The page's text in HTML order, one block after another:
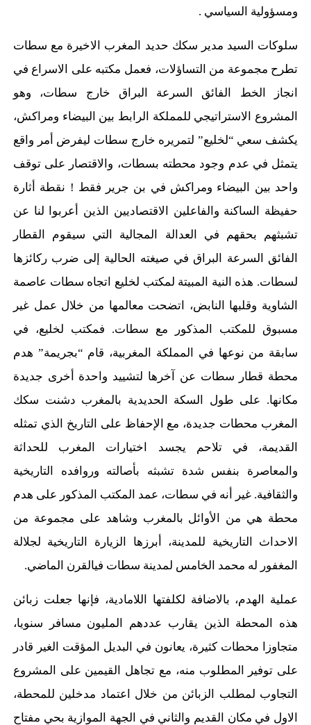
ومسؤولية السياسي .
سلوكات السيد مدير سكك حديد المغرب الاخيرة مع سطات
تطرح مجموعة من التساؤلات، فعمل مكتبه على الاسراع في
انجاز الخط الفائق السرعة البراق خارج سطات، وهو
المشروع الاستراتيجي للمملكة الرابط بين البيضاء ومراكش،
يكشف سعي “لخليع” لتمريره خارج سطات ليفرض أمر واقع
يتمثل في عدم وجود محطته بسطات، والاقتصار على توقف
واحد بين البيضاء ومراكش في بن جرير فقط ! نقطة أثارة
حفيظة الساكنة والفاعلين الاقتصاديين الذين أعربوا لنا عن
تشبثهم بحقهم في العدالة المجالية التي سيقوم القطار
الفائق السرعة البراق في صيغته الحالية إلى ضرب ركائزها
لسطات. هذه النية المبيتة لمكتب لخليع اتجاه سطات عاصمة
الشاوية وقلبها النابض، اتضحت معالمها من خلال عمل غير
مسبوق للمكتب المذكور مع سطات. فمكتب لخليع، في
سابقة من نوعها في المملكة المغربية، قام “بجريمة” هدم
محطة قطار سطات عن آخرها لتشييد واحدة أخرى جديدة
مكانها. على طول السكة الحديدية بالمغرب دشنت سكك
المغرب محطات جديدة، مع الإحفاظ على التاريخ الذي تمثله
القديمة، في تلاحم يجسد اختيارات المغرب للحداثة
والمعاصرة بنفس شدة تشبثه بأصالته وروافده التاريخية
والثقافية. غير أنه في سطات، عمد المكتب المذكور على هدم
محطة هي من الأوائل بالمغرب وشاهد على مجموعة من
الاحداث التاريخية للمدينة، أبرزها الزيارة التاريخية لجلالة
المغفور له محمد الخامس لمدينة سطات فيالقرن الماضي.
عملية الهدم، بالاضافة لكلفتها اللامادية، فإنها جعلت زبائن
هذه المحطة الذين يقارب عددهم المليون مسافر سنويا،
متجاوزا محطات كثيرة، يعانون في البديل المؤقت الغير قادر
على توفير المطلوب منه، مع تجاهل القيمين على المشروع
التجاوب لمطلب الزبائن من خلال اعتماد مدخلين للمحطة،
الاول في مكان القديم والثاني في الجهة الموازية بحي مفتاح